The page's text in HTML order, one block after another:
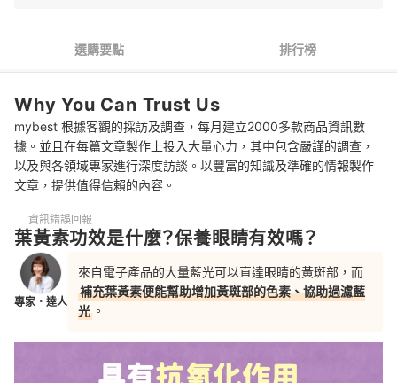
4 依照個人需求選擇複方營養素
5 選擇通過檢測認證的專利產品更安全
葉黃素 推薦排行榜
延伸瀏覽更多保養眼睛的保健食品
選購要點 排行榜
Why You Can Trust Us
mybest 根據客觀的採訪及調查，每月建立2000多款商品資訊數
據。並且在每篇文章製作上投入大量心力，其中包含嚴謹的調查，
以及與各領域專家進行深度訪談。以豐富的知識及準確的情報製作
文章，提供值得信賴的內容。
資訊錯誤回報
葉黃素功效是什麼？保養眼睛有效嗎？
專家・達人
來自電子產品的大量藍光可以直達眼睛的黃斑部，而
補充葉黃素便能幫助增加黃斑部的色素、協助過濾藍
光 。